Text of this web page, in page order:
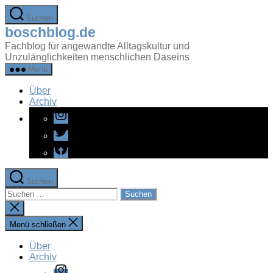
Zum
Inhalt
springen
Suchen
boschblog.de
Fachblog für angewandte Alltagskultur und
Unzulänglichkeiten menschlichen Daseins
Menü
Über
Archiv
Instagram
Twitter
Facebook
Suchen
Suchen
nach:
Suche
schließen
Menü schließen
Über
Archiv
Instagram